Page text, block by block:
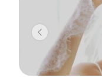
Previous